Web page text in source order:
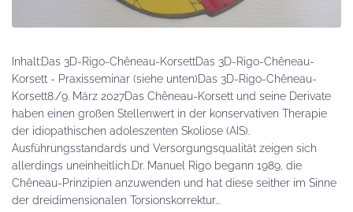
Inhalt:Das 3D-Rigo-Chêneau-KorsettDas 3D-Rigo-Chêneau-
Korsett - Praxisseminar (siehe unten)Das 3D-Rigo-Chêneau-
Korsett8./9. März 2027Das Chêneau-Korsett und seine Derivate
haben einen großen Stellenwert in der konservativen Therapie
der idiopathischen adoleszenten Skoliose (AIS).
Ausführungsstandards und Versorgungsqualität zeigen sich
allerdings uneinheitlich.Dr. Manuel Rigo begann 1989, die
Chêneau-Prinzipien anzuwenden und hat diese seither im Sinne
der dreidimensionalen Torsionskorrektur...